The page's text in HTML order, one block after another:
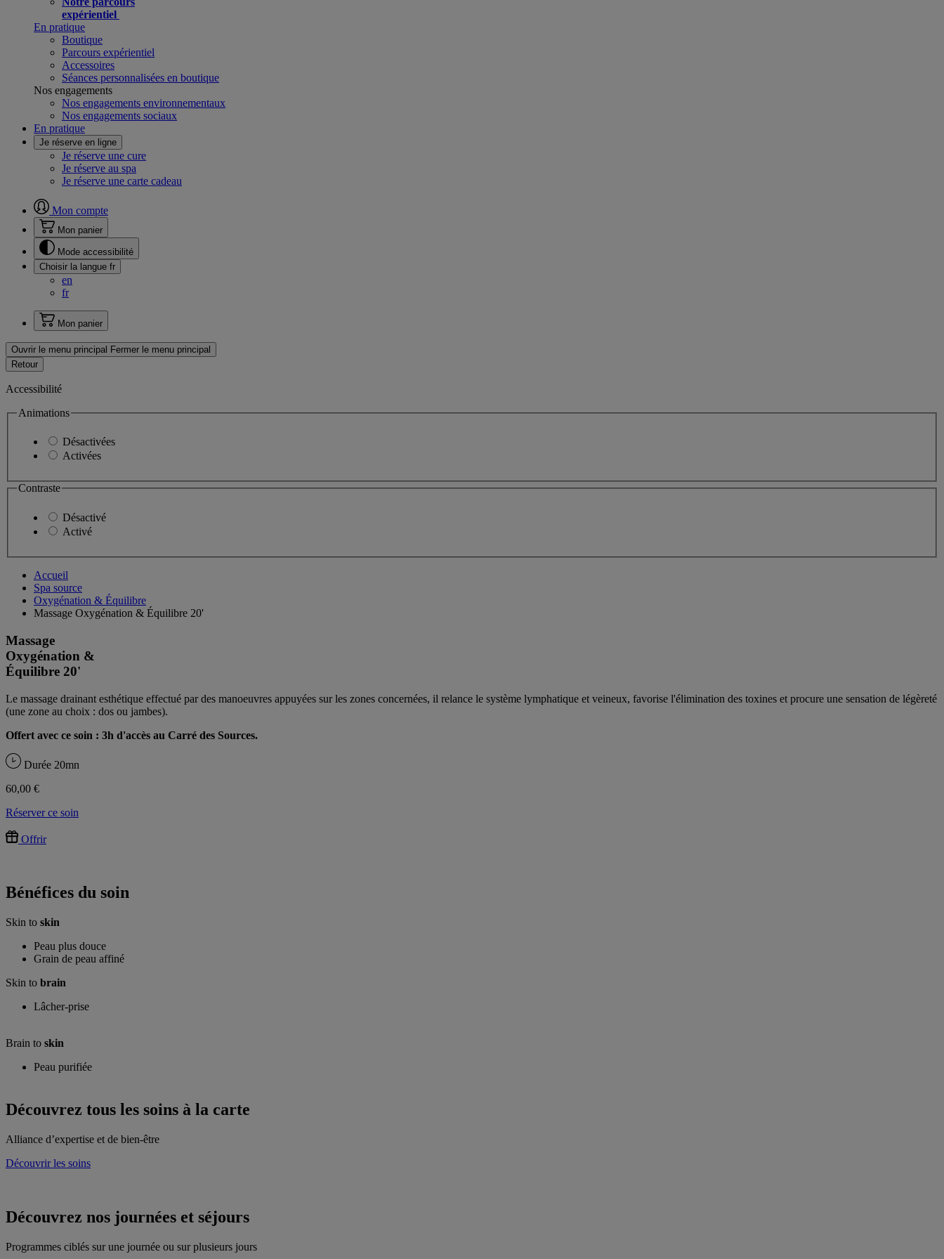
expérientiel
En pratique
Boutique
Parcours expérientiel
Accessoires
Séances personnalisées en boutique
Nos engagements
Nos engagements environnementaux
Nos engagements sociaux
En pratique
Je réserve en ligne
Je réserve une cure
Je réserve au spa
Je réserve une carte cadeau
Mon compte
Mon panier
Mode accessibilité
Choisir la langue fr
en
fr
Mon panier
Ouvrir le menu principal Fermer le menu principal
Retour
Accessibilité
Animations
Désactivées
Activées
Contraste
Désactivé
Activé
Accueil
Spa source
Oxygénation & Équilibre
Massage Oxygénation & Équilibre 20'
Massage
Oxygénation &
Équilibre 20'
Le massage drainant esthétique effectué par des manoeuvres appuyées sur les zones concernées, il relance le système lymphatique et veineux, favorise l'élimination des toxines et procure une sensation de légèreté
(une zone au choix : dos ou jambes).
Offert avec ce soin : 3h d'accès au Carré des Sources.
Durée 20mn
60,00 €
Réserver ce soin
Offrir
Bénéfices du soin
Skin to skin
Peau plus douce
Grain de peau affiné
Skin to brain
Lâcher-prise
Brain to skin
Peau purifiée
Découvrez tous les soins à la carte
Alliance d’expertise et de bien-être
Découvrir les soins
Découvrez nos journées et séjours
Programmes ciblés sur une journée ou sur plusieurs jours